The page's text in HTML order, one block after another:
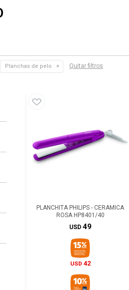
Planchas de pelo Quitar filtros
PLANCHITA PHILIPS - CERAMICA
ROSA HP8401/40
USD 49
USD 42